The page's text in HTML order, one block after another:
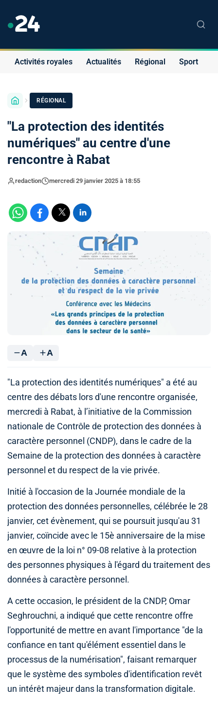
Activités royales Actualités Régional Sport
RÉGIONAL
"La protection des identités
numériques" au centre d'une
rencontre à Rabat
redaction mercredi 29 janvier 2025 à 18:55
A A
"La protection des identités numériques" a été au
centre des débats lors d'une rencontre organisée,
mercredi à Rabat, à l’initiative de la Commission
nationale de Contrôle de protection des données à
caractère personnel (CNDP), dans le cadre de la
Semaine de la protection des données à caractère
personnel et du respect de la vie privée.
Initié à l'occasion de la Journée mondiale de la
protection des données personnelles, célébrée le 28
janvier, cet évènement, qui se poursuit jusqu'au 31
janvier, coïncide avec le 15è anniversaire de la mise
en œuvre de la loi n° 09-08 relative à la protection
des personnes physiques à l'égard du traitement des
données à caractère personnel.
A cette occasion, le président de la CNDP, Omar
Seghrouchni, a indiqué que cette rencontre offre
l'opportunité de mettre en avant l'importance "de la
confiance en tant qu'élément essentiel dans le
processus de la numérisation", faisant remarquer
que le système des symboles d'identification revêt
un intérêt majeur dans la transformation digitale.